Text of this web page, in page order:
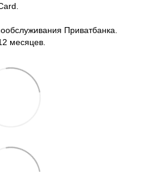
Приватбанка.
месяцев.